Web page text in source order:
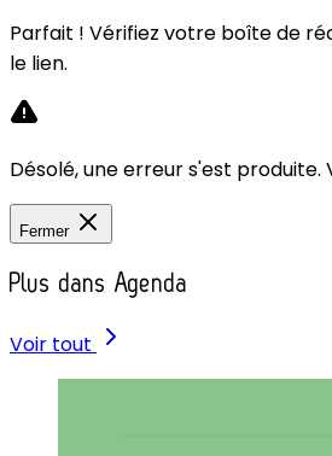
Parfait ! Vérifiez votre boîte de
le lien.
Désolé, une erreur s'est produite.
Fermer
Plus dans Agenda
Voir tout